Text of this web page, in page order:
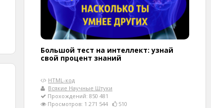
Большой тест на интеллект: узнай
свой процент знаний
HTML-код
Всякие Научные Штуки
Прохождений: 850 481
Просмотров: 1 271 544
510